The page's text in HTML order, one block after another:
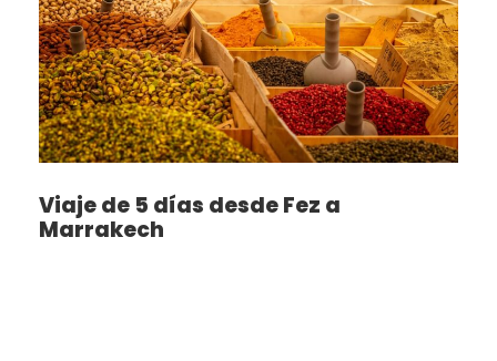
Viaje de 5 días desde Fez a
Marrakech